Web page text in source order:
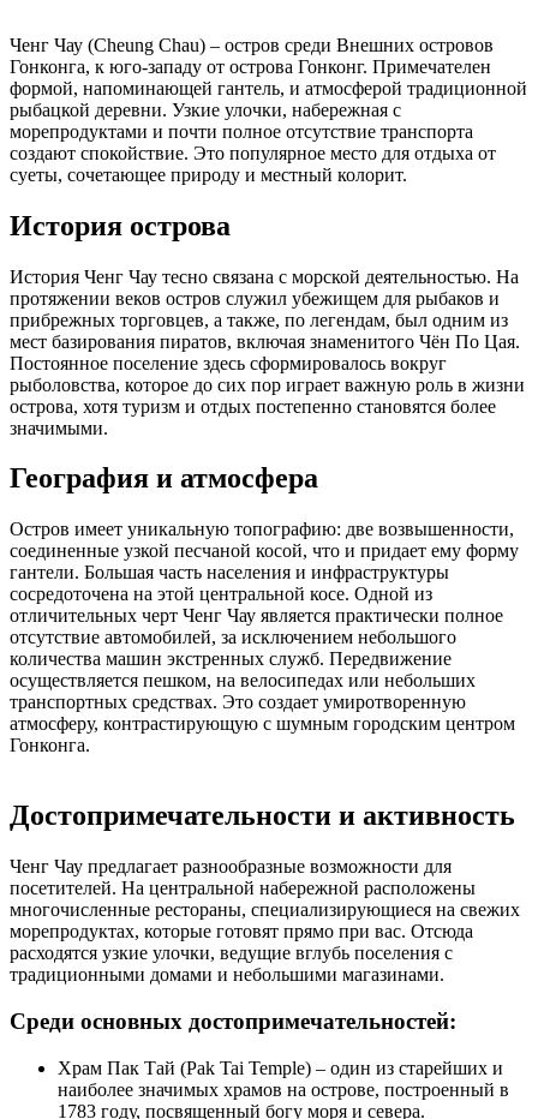
Ченг Чау (Cheung Chau) – остров среди Внешних островов
Гонконга, к юго-западу от острова Гонконг. Примечателен
формой, напоминающей гантель, и атмосферой традиционной
рыбацкой деревни. Узкие улочки, набережная с
морепродуктами и почти полное отсутствие транспорта
создают спокойствие. Это популярное место для отдыха от
суеты, сочетающее природу и местный колорит.
История острова
История Ченг Чау тесно связана с морской деятельностью. На
протяжении веков остров служил убежищем для рыбаков и
прибрежных торговцев, а также, по легендам, был одним из
мест базирования пиратов, включая знаменитого Чён По Цая.
Постоянное поселение здесь сформировалось вокруг
рыболовства, которое до сих пор играет важную роль в жизни
острова, хотя туризм и отдых постепенно становятся более
значимыми.
География и атмосфера
Остров имеет уникальную топографию: две возвышенности,
соединенные узкой песчаной косой, что и придает ему форму
гантели. Большая часть населения и инфраструктуры
сосредоточена на этой центральной косе. Одной из
отличительных черт Ченг Чау является практически полное
отсутствие автомобилей, за исключением небольшого
количества машин экстренных служб. Передвижение
осуществляется пешком, на велосипедах или небольших
транспортных средствах. Это создает умиротворенную
атмосферу, контрастирующую с шумным городским центром
Гонконга.
Достопримечательности и активность
Ченг Чау предлагает разнообразные возможности для
посетителей. На центральной набережной расположены
многочисленные рестораны, специализирующиеся на свежих
морепродуктах, которые готовят прямо при вас. Отсюда
расходятся узкие улочки, ведущие вглубь поселения с
традиционными домами и небольшими магазинами.
Среди основных достопримечательностей:
Храм Пак Тай (Pak Tai Temple) – один из старейших и
наиболее значимых храмов на острове, построенный в
1783 году, посвященный богу моря и севера.